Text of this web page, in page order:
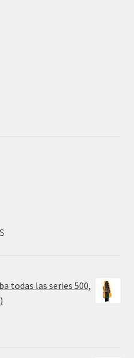
todas las series 500,